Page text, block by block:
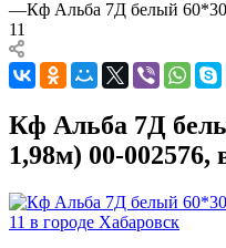
—Кф Альба 7Д белый
11
Кф Альба 7Д
1,98м) 00-002576,